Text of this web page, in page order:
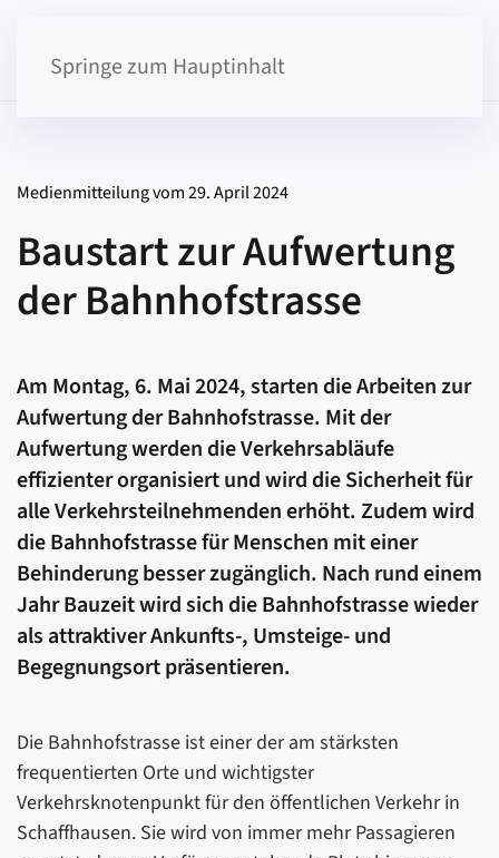
Springe zum Hauptinhalt
Medienmitteilung vom 29. April 2024
Baustart zur Aufwertung
der Bahnhofstrasse
Am Montag, 6. Mai 2024, starten die Arbeiten zur
Aufwertung der Bahnhofstrasse. Mit der
Aufwertung werden die Verkehrsabläufe
effizienter organisiert und wird die Sicherheit für
alle Verkehrsteilnehmenden erhöht. Zudem wird
die Bahnhofstrasse für Menschen mit einer
Behinderung besser zugänglich. Nach rund einem
Jahr Bauzeit wird sich die Bahnhofstrasse wieder
als attraktiver Ankunfts-, Umsteige- und
Begegnungsort präsentieren.
Die Bahnhofstrasse ist einer der am stärksten
frequentierten Orte und wichtigster
Verkehrsknotenpunkt für den öffentlichen Verkehr in
Schaffhausen. Sie wird von immer mehr Passagieren